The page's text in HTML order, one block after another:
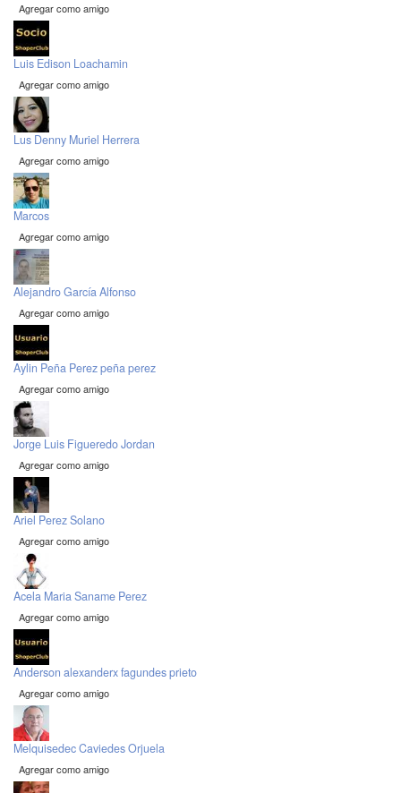
Agregar como amigo
Luis Edison Loachamin
Agregar como amigo
Lus Denny Muriel Herrera
Agregar como amigo
Marcos
Agregar como amigo
Alejandro García Alfonso
Agregar como amigo
Aylin Peña Perez peña perez
Agregar como amigo
Jorge Luis Figueredo Jordan
Agregar como amigo
Ariel Perez Solano
Agregar como amigo
Acela Maria Saname Perez
Agregar como amigo
Anderson alexanderx fagundes prieto
Agregar como amigo
Melquisedec Caviedes Orjuela
Agregar como amigo